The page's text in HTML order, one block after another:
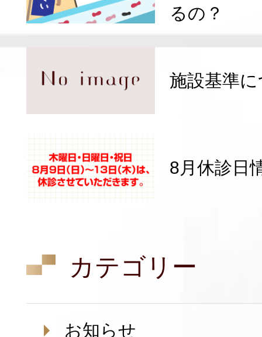
るの？
施設基準
8月休診日
カテゴリー
お知らせ